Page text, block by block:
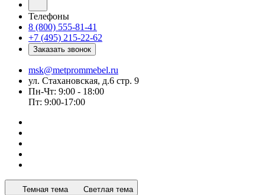
Телефоны
8 (800) 555-81-41
+7 (495) 215-22-62
Заказать звонок
msk@metprommebel.ru
ул. Стахановская, д.6 стр. 9
Пн-Чт: 9:00 - 18:00
Пт: 9:00-17:00
Темная тема Светлая тема